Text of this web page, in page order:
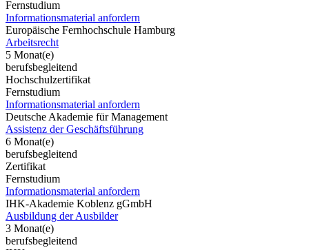
Fernstudium
Informationsmaterial anfordern
Europäische Fernhochschule Hamburg
Arbeitsrecht
5 Monat(e)
berufsbegleitend
Hochschulzertifikat
Fernstudium
Informationsmaterial anfordern
Deutsche Akademie für Management
Assistenz der Geschäftsführung
6 Monat(e)
berufsbegleitend
Zertifikat
Fernstudium
Informationsmaterial anfordern
IHK-Akademie Koblenz gGmbH
Ausbildung der Ausbilder
3 Monat(e)
berufsbegleitend